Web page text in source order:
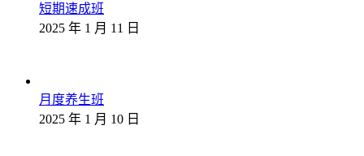
短期速成班
2025 年 1 月 11 日
月度养生班
2025 年 1 月 10 日